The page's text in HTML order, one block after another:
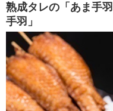
熟成タレの「あま手
手羽」